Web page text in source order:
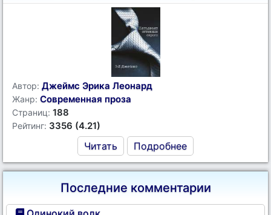
Автор: Джеймс Эрика Леонард
Жанр: Современная проза
Страниц: 188
Рейтинг: 3356 (4.21)
Читать Подробнее
Последние комментарии